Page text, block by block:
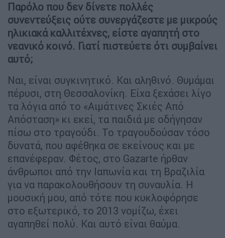
Παρόλο που δεν δίνετε πολλές
συνεντεύξεις ούτε συνεργάζεστε με μικρούς
ηλικιακά καλλιτέχνες, είστε αγαπητή στο
νεανικό κοινό. Γιατί πιστεύετε ότι συμβαίνει
αυτό;
Ναι, είναι συγκινητικό. Και αληθινό. Θυμάμαι
πέρυσι, στη Θεσσαλονίκη. Είχα ξεχάσει λίγο
τα λόγια από το «Αιμάτινες Σκιές Από
Απόσταση» κι εκεί, τα παιδιά με οδήγησαν
πίσω στο τραγούδι. Το τραγουδούσαν τόσο
δυνατά, που αφέθηκα σε εκείνους και με
επανέφεραν. Φέτος, στο Gazarte ήρθαν
άνθρωποι από την Ιαπωνία και τη Βραζιλία
για να παρακολουθήσουν τη συναυλία. Η
μουσική μου, από τότε που κυκλοφόρησε
στο εξωτερικό, το 2013 νομίζω, έχει
αγαπηθεί πολύ. Και αυτό είναι θαύμα.